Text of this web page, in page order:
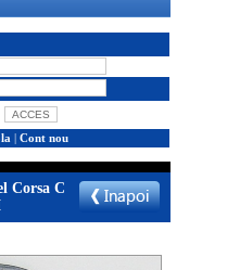
| Cont nou
Corsa C